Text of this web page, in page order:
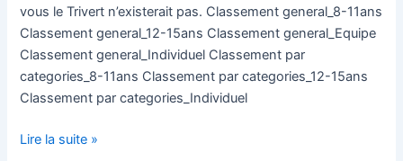
vous le Trivert n’existerait pas. Classement general_8-11ans
Classement general_12-15ans Classement general_Equipe
Classement general_Individuel Classement par
categories_8-11ans Classement par categories_12-15ans
Classement par categories_Individuel
Lire la suite »